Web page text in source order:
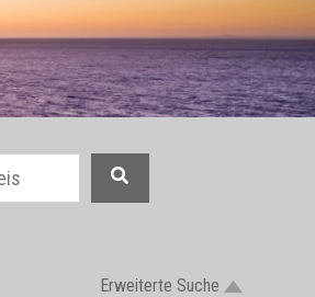
Erweiterte Suche